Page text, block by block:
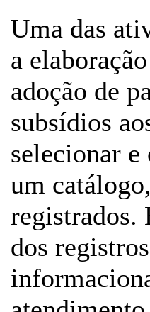
Uma das
a
adoção de
subsídios
selecionar e
um
registrados.
dos